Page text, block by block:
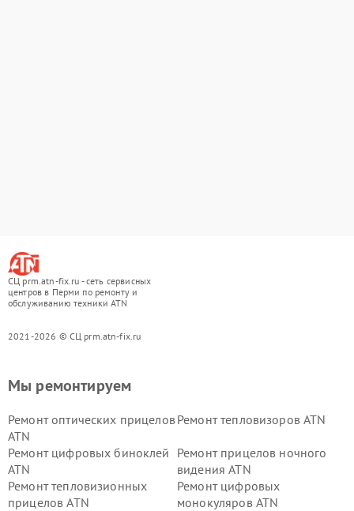
СЦ prm.atn-fix.ru - сеть сервисных
центров в Перми по ремонту и
обслуживанию техники ATN
2021-2026 © СЦ prm.atn-fix.ru
Мы ремонтируем
Ремонт оптических прицелов
ATN
Ремонт тепловизоров ATN
Ремонт цифровых биноклей
ATN
Ремонт прицелов ночного
видения ATN
Ремонт тепловизионных
прицелов ATN
Ремонт цифровых
монокуляров ATN